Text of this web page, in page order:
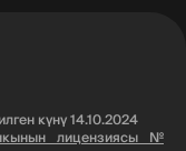
күнү 14.10.2024
лицензиясы №